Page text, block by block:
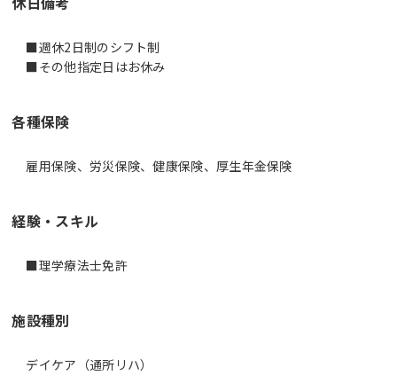
■週休2日制のシフト制
■その他指定日はお休み
各種保険
雇用保険、労災保険、健康保険、厚生年金保険
経験・スキル
■理学療法士免許
施設種別
デイケア（通所リハ）